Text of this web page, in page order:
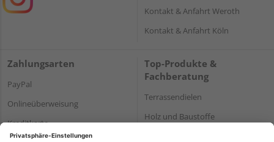
Kontakt & Anfahrt Weroth
Kontakt & Anfahrt Köln
Zahlungsarten
PayPal
Onlineüberweisung
Kreditkarte
Top-Produkte &
Fachberatung
Terrassendielen
Holz und Baustoffe